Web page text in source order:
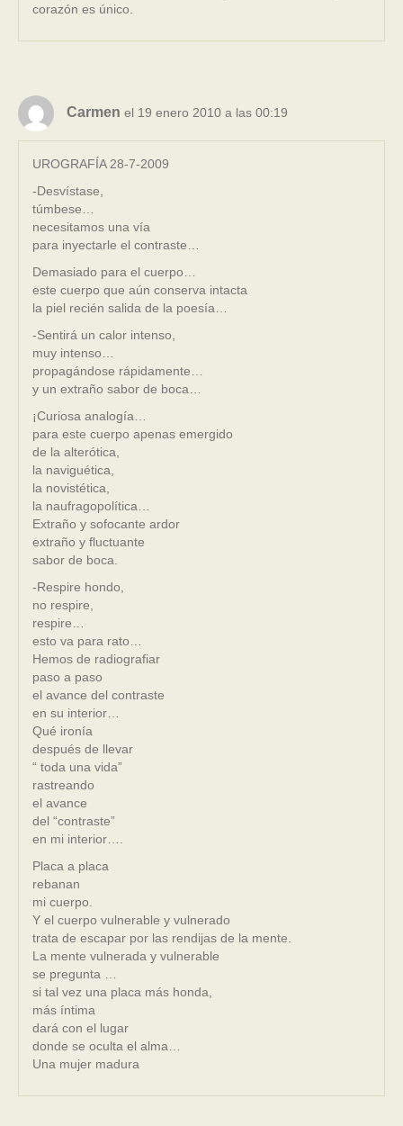
corazón es único.
Carmen el 19 enero 2010 a las 00:19
UROGRAFÍA 28-7-2009
-Desvístase,
túmbese…
necesitamos una vía
para inyectarle el contraste…
Demasiado para el cuerpo…
este cuerpo que aún conserva intacta
la piel recién salida de la poesía…
-Sentirá un calor intenso,
muy intenso…
propagándose rápidamente…
y un extraño sabor de boca…
¡Curiosa analogía…
para este cuerpo apenas emergido
de la alterótica,
la naviguética,
la novistética,
la naufragopolítica…
Extraño y sofocante ardor
extraño y fluctuante
sabor de boca.
-Respire hondo,
no respire,
respire…
esto va para rato…
Hemos de radiografiar
paso a paso
el avance del contraste
en su interior…
Qué ironía
después de llevar
“ toda una vida”
rastreando
el avance
del “contraste”
en mi interior….
Placa a placa
rebanan
mi cuerpo.
Y el cuerpo vulnerable y vulnerado
trata de escapar por las rendijas de la mente.
La mente vulnerada y vulnerable
se pregunta …
si tal vez una placa más honda,
más íntima
dará con el lugar
donde se oculta el alma…
Una mujer madura